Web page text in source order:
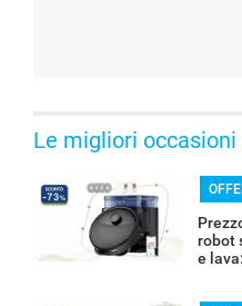
Le migliori
robot
e